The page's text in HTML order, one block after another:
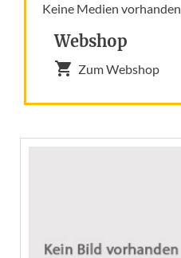
Keine Medien vorhanden
Webshop
Zum Webshop